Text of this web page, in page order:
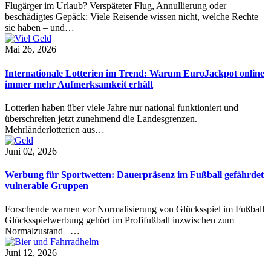
Flugärger im Urlaub? Verspäteter Flug, Annullierung oder
beschädigtes Gepäck: Viele Reisende wissen nicht, welche Rechte
sie haben – und…
Mai 26, 2026
Internationale Lotterien im Trend: Warum EuroJackpot online
immer mehr Aufmerksamkeit erhält
Lotterien haben über viele Jahre nur national funktioniert und
überschreiten jetzt zunehmend die Landesgrenzen.
Mehrländerlotterien aus…
Juni 02, 2026
Werbung für Sportwetten: Dauerpräsenz im Fußball gefährdet
vulnerable Gruppen
Forschende warnen vor Normalisierung von Glücksspiel im Fußball
Glücksspielwerbung gehört im Profifußball inzwischen zum
Normalzustand –…
Juni 12, 2026